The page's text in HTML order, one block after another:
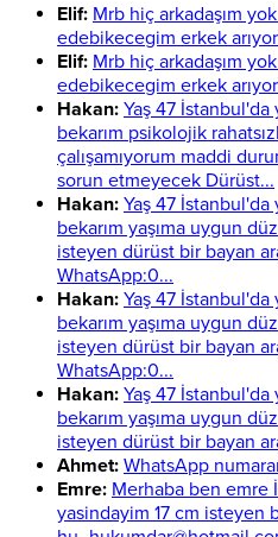
Elif: Mrb hiç arkadaşım
edebikecegim erkek
Elif: Mrb hiç arkadaşım
edebikecegim erkek
Hakan: Yaş 47
bekarım psikolojik
çalışamıyorum maddi
sorun etmeyecek Dürüst...
Hakan: Yaş 47
bekarım yaşıma uygun
isteyen dürüst bir bayan
WhatsApp:0...
Hakan: Yaş 47
bekarım yaşıma uygun
isteyen dürüst bir bayan
WhatsApp:0...
Hakan: Yaş 47
bekarım yaşıma uygun
isteyen dürüst bir bayan
Ahmet: WhatsApp
Emre: Merhaba ben emre
yasindayim 17 cm isteyen